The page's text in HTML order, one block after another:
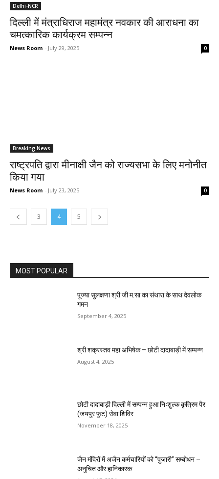
Delhi-NCR
दिल्ली में मंत्राधिराज महामंत्र नवकार की आराधना का
चमत्कारिक कार्यक्रम सम्पन्न
News Room - July 29, 2025 0
Breaking News
राष्ट्रपति द्वारा मीनाक्षी जैन को राज्यसभा के लिए मनोनीत
किया गया
News Room - July 23, 2025 0
3 4 5
MOST POPULAR
पूज्या सुलक्षणा श्री जी म.सा का संथारा के साथ देवलोक
गमन
September 4, 2025
श्री शक्रस्तव महा अभिषेक – छोटी दादाबाड़ी में सम्पन्न
August 4, 2025
छोटी दादाबाड़ी दिल्ली में सम्पन्न हुआ निःशुल्क कृत्रिम पैर
(जयपुर फुट) सेवा शिविर
November 18, 2025
जैन मंदिरों में अजैन कर्मचारियों को “पुजारी” सम्बोधन –
अनुचित और हानिकारक